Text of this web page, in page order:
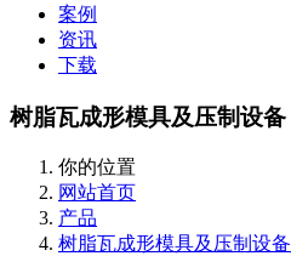
案例
资讯
下载
树脂瓦成形模具及压制设备
你的位置
网站首页
产品
树脂瓦成形模具及压制设备